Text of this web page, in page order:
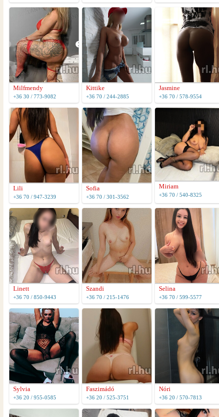
Milfmendy
+36 30 / 773-9082
Kittike
+36 70 / 244-2885
Jasmine
+36 70 / 578-9554
Lili
+36 70 / 947-3239
Sofia
+36 70 / 301-3562
Miriam
+36 70 / 540-8325
Linett
+36 70 / 850-9443
Szandi
+36 70 / 215-1476
Selina
+36 70 / 599-5577
Sylvia
+36 20 / 955-0585
Faszimádó
+36 20 / 525-3751
Nóri
+36 20 / 570-7813